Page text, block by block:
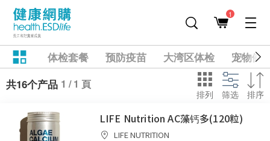
1
体检套餐 预防疫苗 大湾区体检
宠物健
共16个产品 1 / 1 頁
排列 筛选 排序
LIFE Nutrition AC藻钙多(120粒)
LIFE NUTRITION